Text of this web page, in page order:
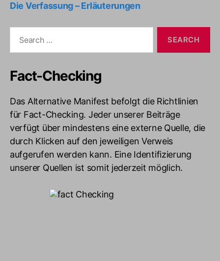
Die Verfassung – Erläuterungen
Fact-Checking
Das Alternative Manifest befolgt die Richtlinien
für Fact-Checking. Jeder unserer Beiträge
verfügt über mindestens eine externe Quelle, die
durch Klicken auf den jeweiligen Verweis
aufgerufen werden kann. Eine Identifizierung
unserer Quellen ist somit jederzeit möglich.